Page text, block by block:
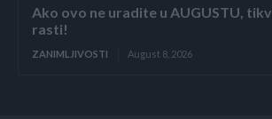
Ako ovo ne uradite u AUGUSTU,
rasti!
ZANIMLJIVOSTI August 8, 2026